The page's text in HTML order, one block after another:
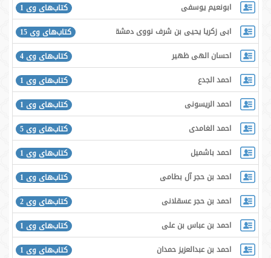
ابونعیم یوسفی
کتاب‌های وی 1
ابی زکریا یحیی بن شرف نووی دمشقی شافعی
کتاب‌های وی 15
احسان الهی ظهیر
کتاب‌های وی 4
احمد الجدع
کتاب‌های وی 1
احمد الریسونی
کتاب‌های وی 1
احمد الغامدی
کتاب‌های وی 5
احمد باشمیل
کتاب‌های وی 1
احمد بن حجر آل بطامی
کتاب‌های وی 1
احمد بن حجر عسقلانی
کتاب‌های وی 2
احمد بن عباس بن علی
کتاب‌های وی 1
احمد بن عبدالعزیز حمدان
کتاب‌های وی 1